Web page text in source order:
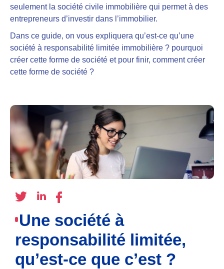
seulement la société civile immobilière qui permet à des
entrepreneurs d’investir dans l’immobilier.
Dans ce guide, on vous expliquera qu’est-ce qu’une
société à responsabilité limitée immobilière ? pourquoi
créer cette forme de société et pour finir, comment créer
cette forme de société ?
Une société à
responsabilité limitée,
qu’est-ce que c’est ?